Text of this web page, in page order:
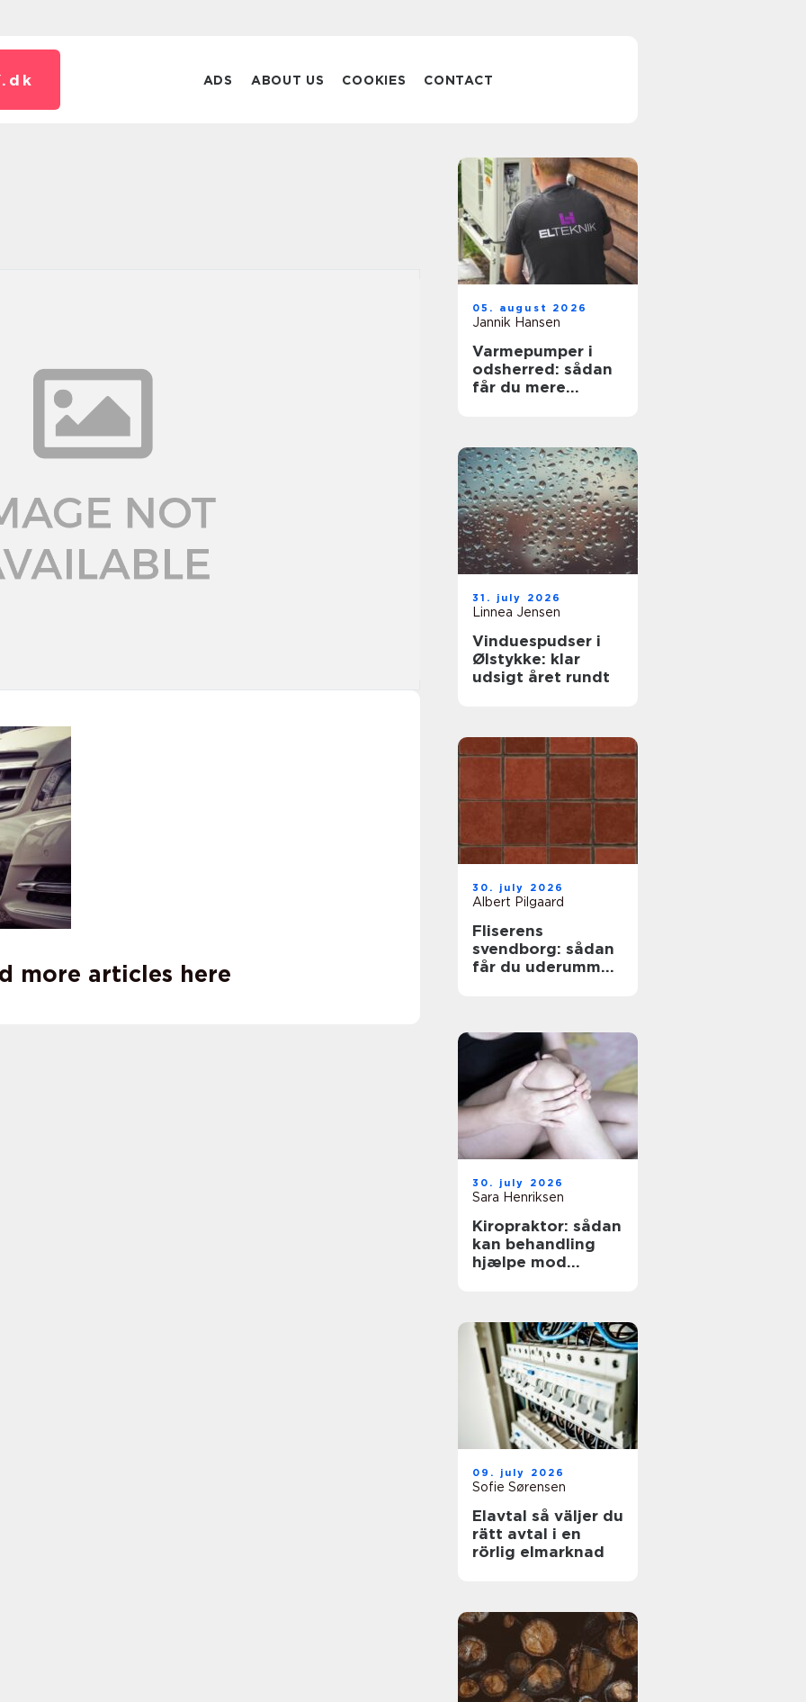
dk ADS ABOUT US COOKIES CONTACT
more articles here
05. august 2026
Jannik Hansen
Varmepumper i
odsherred: sådan
får du mere
31. july 2026
Linnea Jensen
Vinduespudser i
Ølstykke: klar
udsigt året rundt
30. july 2026
Albert Pilgaard
Fliserens
svendborg: sådan
får du uderummet
30. july 2026
Sara Henriksen
Kiropraktor: sådan
kan behandling
hjælpe mod
09. july 2026
Sofie Sørensen
Elavtal så väljer du
rätt avtal i en
rörlig elmarknad